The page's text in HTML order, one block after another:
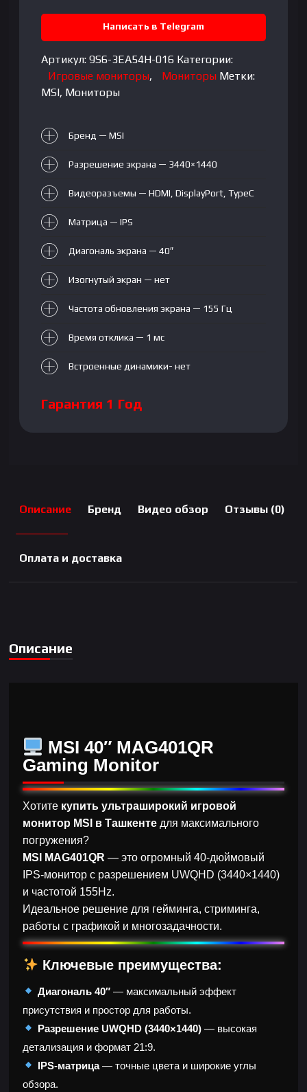
1mc,
155hz,
UWQHD
(3440x1440),
Написать в Telegram
Артикул:9S6-3EA54H-016 Категории:
Игровые мониторы, Мониторы Метки:
MSI, Мониторы
Бренд — MSI
Разрешение экрана — 3440×1440
Видеоразъемы — HDMI, DisplayPort, TypeC
Матрица — IPS
Диагональ экрана — 40″
Изогнутый экран — нет
Частота обновления экрана — 155 Гц
Время отклика — 1 мс
Встроенные динамики- нет
Гарантия 1 Год
Описание Бренд Видео обзор Отзывы (0)
Оплата и доставка
Описание
MSI 40″ MAG401QR
Gaming Monitor
Хотите купить ультраширокий игровой
монитор MSI в Ташкенте для максимального
погружения?
MSI MAG401QR — это огромный 40-дюймовый
IPS-монитор с разрешением UWQHD (3440×1440)
и частотой 155Hz.
Идеальное решение для гейминга, стриминга,
работы с графикой и многозадачности.
Ключевые преимущества:
Диагональ 40″— максимальный эффект
присутствия и простор для работы.
Разрешение UWQHD (3440×1440)— высокая
детализация и формат 21:9.
IPS-матрица— точные цвета и широкие углы
обзора.